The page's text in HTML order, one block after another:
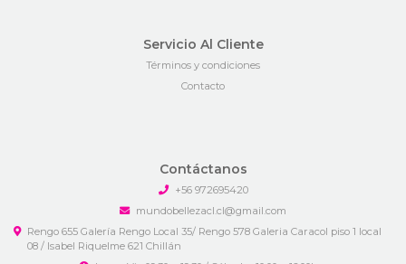
Servicio Al Cliente
Términos y condiciones
Contacto
Contáctanos
+56 972695420
mundobellezacl.cl@gmail.com
Rengo 655 Galería Rengo Local 35/ Rengo 578 Galeria Caracol piso 1 local
08 / Isabel Riquelme 621 Chillán